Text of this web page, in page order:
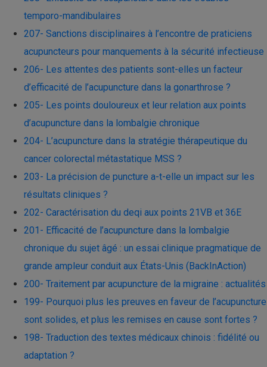
temporo-mandibulaires
207- Sanctions disciplinaires à l’encontre de praticiens
acupuncteurs pour manquements à la sécurité infectieuse
206- Les attentes des patients sont-elles un facteur
d’efficacité de l’acupuncture dans la gonarthrose ?
205- Les points douloureux et leur relation aux points
d’acupuncture dans la lombalgie chronique
204- L’acupuncture dans la stratégie thérapeutique du
cancer colorectal métastatique MSS ?
203- La précision de puncture a-t-elle un impact sur les
résultats cliniques ?
202- Caractérisation du deqi aux points 21VB et 36E
201- Efficacité de l’acupuncture dans la lombalgie
chronique du sujet âgé : un essai clinique pragmatique de
grande ampleur conduit aux États-Unis (BackInAction)
200- Traitement par acupuncture de la migraine : actualités
199- Pourquoi plus les preuves en faveur de l’acupuncture
sont solides, et plus les remises en cause sont fortes ?
198- Traduction des textes médicaux chinois : fidélité ou
adaptation ?